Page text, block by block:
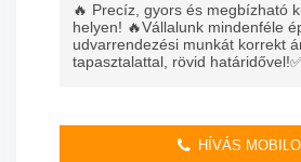
🔥 Precíz, gyors és megbízható
helyen! 🔥Vállalunk mindenféle
udvarrendezési munkát korrekt
tapasztalattal, rövid
HÍVÁS